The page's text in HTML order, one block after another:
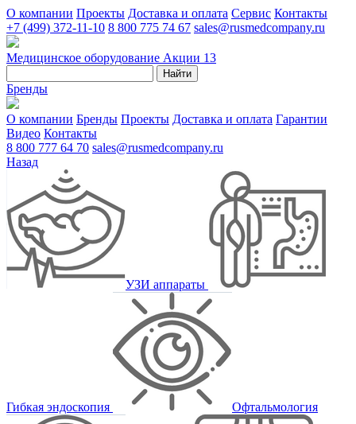
О компании Проекты Доставка и оплата Сервис Контакты
+7 (499) 372-11-10 8 800 775 74 67 sales@rusmedcompany.ru
Медицинское оборудование Акции 13
Найти
Бренды
О компании Бренды Проекты Доставка и оплата Гарантии
Видео Контакты
8 800 777 64 70 sales@rusmedcompany.ru
Назад
УЗИ аппараты
Гибкая эндоскопия Офтальмология